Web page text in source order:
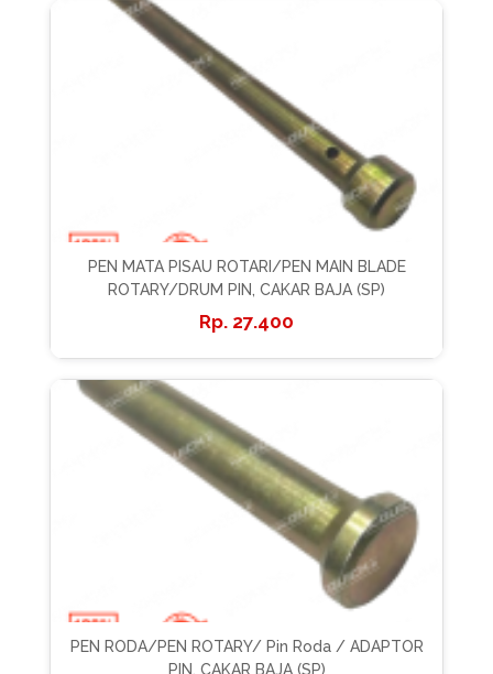
PEN MATA PISAU ROTARI/PEN MAIN BLADE
ROTARY/DRUM PIN, CAKAR BAJA (SP)
27.400
PEN RODA/PEN ROTARY/ Pin Roda / ADAPTOR
PIN, CAKAR BAJA (SP)